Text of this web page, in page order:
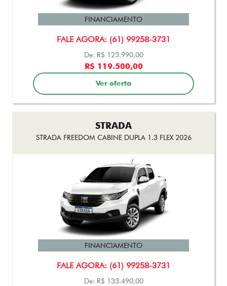
FALE AGORA: (61) 99258-3731
FINANCIAMENTO
De: R$ 123.990,00
R$ 119.500,00
Ver oferta
STRADA
STRADA FREEDOM CABINE DUPLA 1.3 FLEX 2026
FALE AGORA: (61) 99258-3731
FINANCIAMENTO
De: R$ 133.490,00